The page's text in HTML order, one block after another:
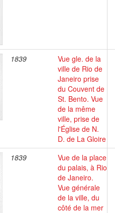
1839
Vue gle. de la
ville de Rio de
Janeiro prise
du Couvent de
St. Bento. Vue
de la même
ville, prise de
l'Église de N.
D. de La Gloire
1839
Vue de la place
du palais, à Rio
de Janeiro.
Vue générale
de la ville, du
côté de la mer